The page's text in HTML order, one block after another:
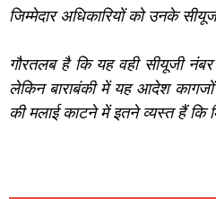
जिम्मेदार अधिकारियों को उनके
गौरतलब है कि यह वही सीयूजी
लेकिन बाराबंकी में यह आदेश
की मलाई काटने में इतने व्यस्त हैं कि